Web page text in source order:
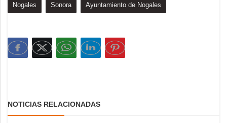
Nogales Sonora Ayuntamiento de Nogales
NOTICIAS RELACIONADAS